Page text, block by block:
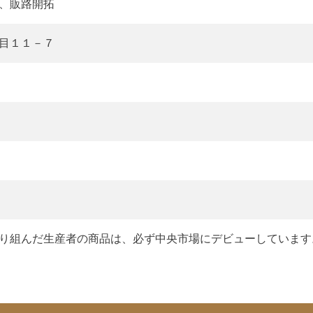
販路開拓
１１－７
組んだ生産者の商品は、必ず中央市場にデビューしていま